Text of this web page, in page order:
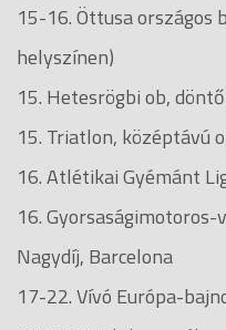
15-16. Öttusa országos
helyszínen)
15. Hetesrögbi ob, döntő
15. Triatlon, középtávú
16. Atlétikai Gyémánt
16.
Nagydíj, Barcelona
17-22. Vívó Európa-